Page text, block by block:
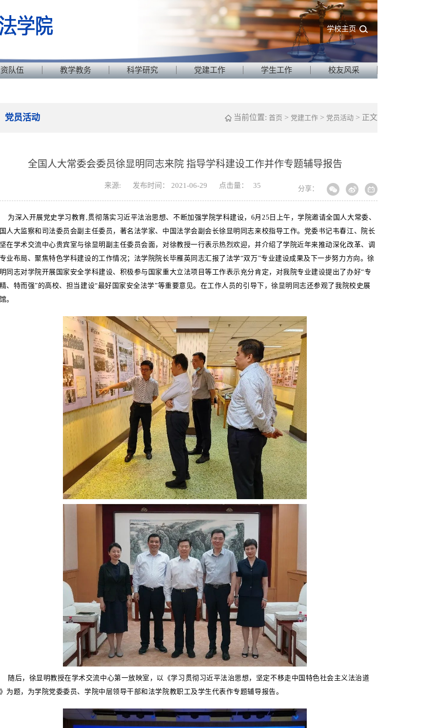
学校主页
队伍 教学教务 科学研究 党建工作 学生工作 校友风采
党员活动 当前位置: 首页 > 党建工作 > 党员活动 > 正文
全国人大常委会委员徐显明同志来院 指导学科建设工作并作专题辅导报告
来源: 发布时间： 2021-06-29 点击量： 35 分享：
为深入开展党史学习教育,贯彻落实习近平法治思想、不断加强学院学科建设，6月25日上午，学院邀请全国人大常委、
人大监察和司法委员会副主任委员，著名法学家、中国法学会副会长徐显明同志来校指导工作。党委书记韦春江、院长
在学术交流中心贵宾室与徐显明副主任委员会面，对徐教授一行表示热烈欢迎，并介绍了学院近年来推动深化改革、调
业布局、聚焦特色学科建设的工作情况；法学院院长毕雁英同志汇报了法学“双万”专业建设成果及下一步努力方向。徐
同志对学院开展国家安全学科建设、积极参与国家重大立法项目等工作表示充分肯定，对我院专业建设提出了办好“专
、特而强”的高校、担当建设“最好国家安全法学”等重要意见。在工作人员的引导下，徐显明同志还参观了我院校史展
。
随后，徐显明教授在学术交流中心第一放映室，以《学习贯彻习近平法治思想，坚定不移走中国特色社会主义法治道
为题，为学院党委委员、学院中层领导干部和法学院教职工及学生代表作专题辅导报告。